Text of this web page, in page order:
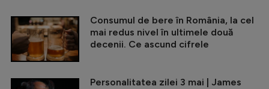
Consumul de bere în România, la cel
mai redus nivel în ultimele două
decenii. Ce ascund cifrele
Personalitatea zilei 3 mai | James